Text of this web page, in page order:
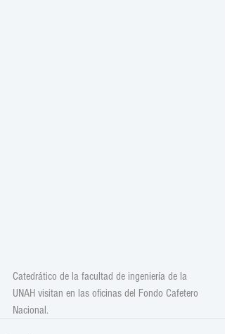
Catedrático de la facultad de ingeniería de la
UNAH visitan en las oficinas del Fondo Cafetero
Nacional.